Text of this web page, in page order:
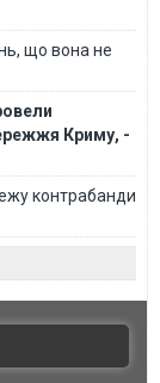
що вона не
Криму, -
контрабанди